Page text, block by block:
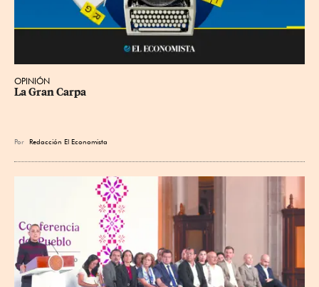
OPINIÓN
La Gran Carpa
Por Redacción El Economista